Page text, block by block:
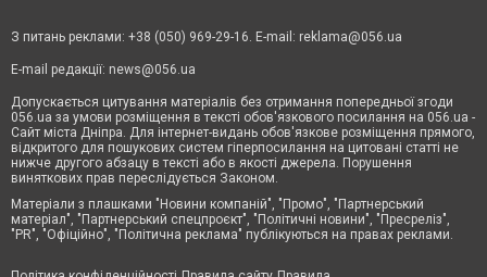
З питань реклами: +38 (050) 969-29-16. E-mail: reklama@056.ua
E-mail редакції: news@056.ua
Допускається цитування матеріалів без отримання попередньої згоди
056.ua за умови розміщення в тексті обов'язкового посилання на 056.ua -
Сайт міста Дніпра. Для інтернет-видань обов'язкове розміщення прямого,
відкритого для пошукових систем гіперпосилання на цитовані статті не
нижче другого абзацу в тексті або в якості джерела. Порушення
виняткових прав переслідується Законом.
Матеріали з плашками "Новини компаній", "Промо", "Партнерський
матеріал", "Партнерський спецпроєкт", "Політичні новини", "Пресреліз",
"PR", "Офіційно", "Політична реклама" публікуються на правах реклами.